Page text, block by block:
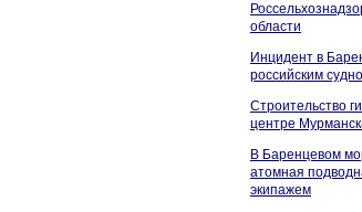
области
Инцидент в
российским
Строительство
центре
В Баренцевом
атомная
экипажем